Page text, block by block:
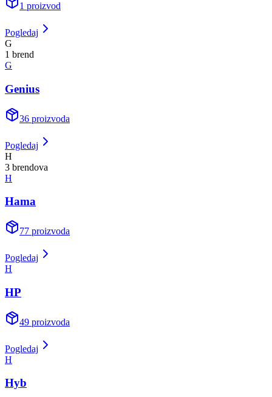
1 proizvod
Pogledaj
G
1 brend
G
Genius
36 proizvoda
Pogledaj
H
3 brendova
H
Hama
77 proizvoda
Pogledaj
H
HP
49 proizvoda
Pogledaj
H
Hyb